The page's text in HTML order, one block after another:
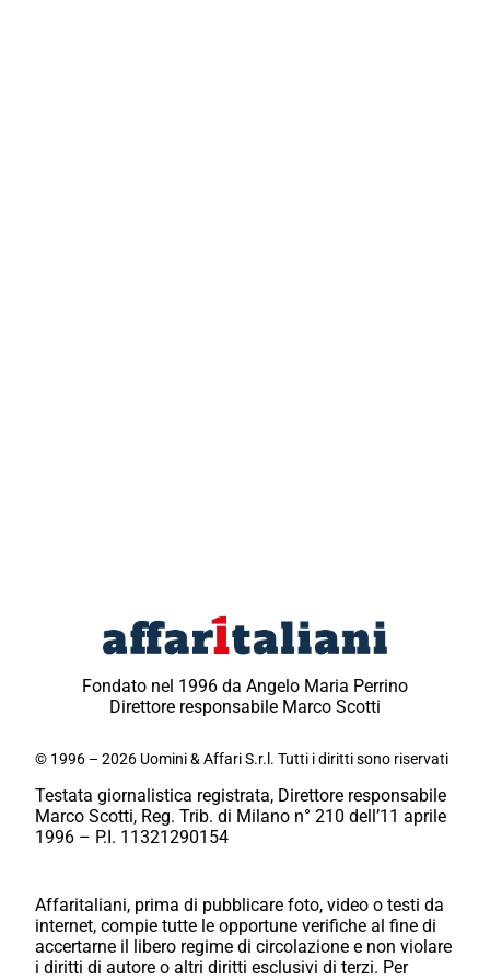
Fondato nel 1996 da Angelo Maria Perrino
Direttore responsabile Marco Scotti
© 1996 – 2026 Uomini & Affari S.r.l. Tutti i diritti sono riservati
Testata giornalistica registrata, Direttore responsabile
Marco Scotti, Reg. Trib. di Milano n° 210 dell’11 aprile
1996 – P.I. 11321290154
Affaritaliani, prima di pubblicare foto, video o testi da
internet, compie tutte le opportune verifiche al fine di
accertarne il libero regime di circolazione e non violare
i diritti di autore o altri diritti esclusivi di terzi. Per